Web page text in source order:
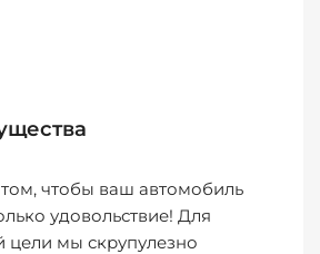
чтобы ваш автомобиль
удовольствие! Для
цели мы скрупулезно